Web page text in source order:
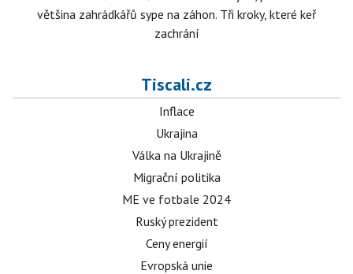
většina zahrádkářů sype na záhon. Tři kroky, které keř
zachrání
Tiscali.cz
Inflace
Ukrajina
Válka na Ukrajině
Migrační politika
ME ve fotbale 2024
Ruský prezident
Ceny energií
Evropská unie